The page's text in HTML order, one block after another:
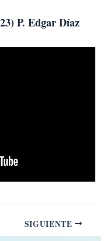
P. Edgar Díaz
SIGUIENTE